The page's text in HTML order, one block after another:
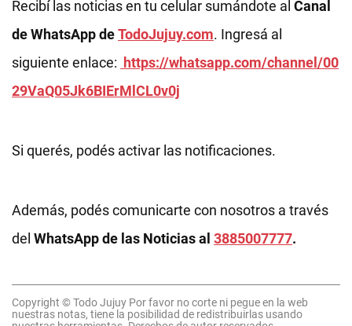
Recibí las noticias en tu celular sumándote al Canal
de WhatsApp deTodoJujuy.com. Ingresá al
siguiente enlace: https://whatsapp.com/channel/00
29VaQ05Jk6BIErMlCL0v0j
Si querés, podés activar las notificaciones.
Además, podés comunicarte con nosotros a través
del WhatsApp de las Noticias al 3885007777.
Copyright © Todo Jujuy Por favor no corte ni pegue en la web
nuestras notas, tiene la posibilidad de redistribuirlas usando